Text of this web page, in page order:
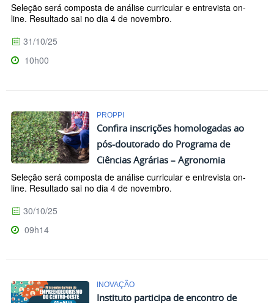
Seleção será composta de análise curricular e entrevista on-
line. Resultado sai no dia 4 de novembro.
31/10/25
10h00
PROPPI
Confira inscrições homologadas ao
pós-doutorado do Programa de
Ciências Agrárias – Agronomia
Seleção será composta de análise curricular e entrevista on-
line. Resultado sai no dia 4 de novembro.
30/10/25
09h14
INOVAÇÃO
Instituto participa de encontro de